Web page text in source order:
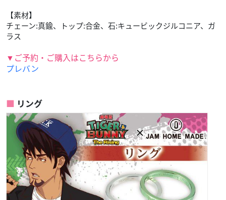
【素材】
チェーン:真鍮、トップ:合金、石:キュービックジルコニア、ガ
ラス
▼ご予約・ご購入はこちらから
プレバン
リング